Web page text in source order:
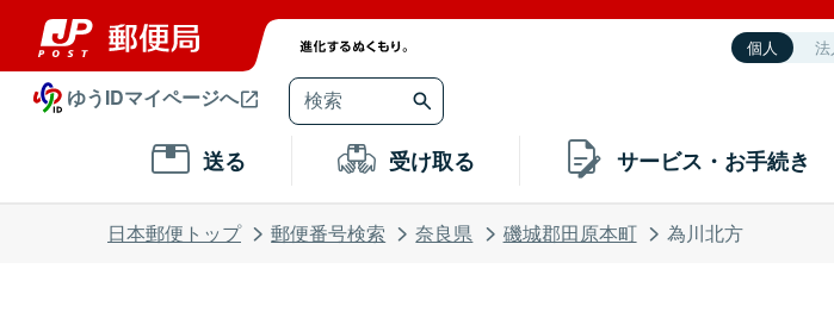
個人 法
ゆうIDマイページへ
送る 受け取る サービス・お手続き
日本郵便トップ 郵便番号検索 奈良県 磯城郡田原本町 為川北方